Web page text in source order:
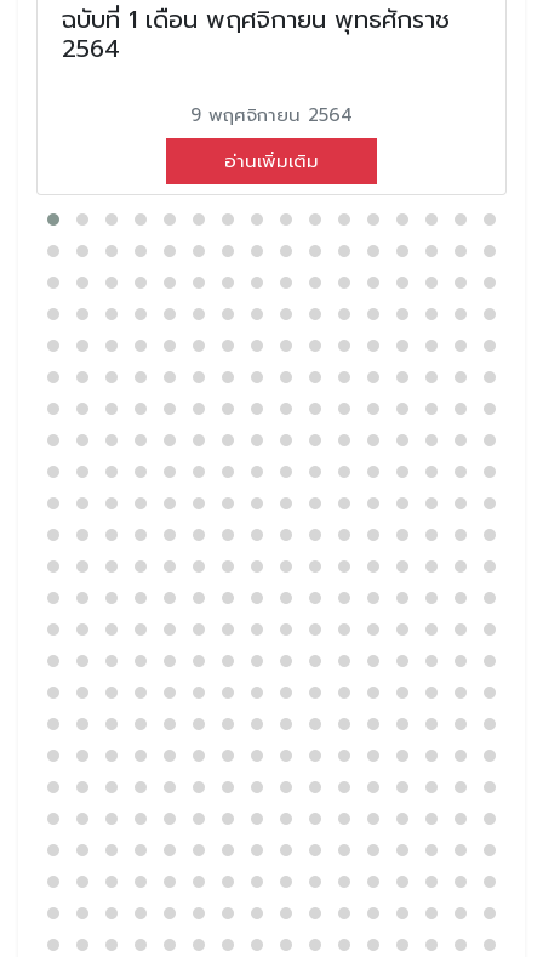
ฉบับที่ 1 เดือน พฤศจิกายน พุทธศักราช
2564
9 พฤศจิกายน 2564
อ่านเพิ่มเติม